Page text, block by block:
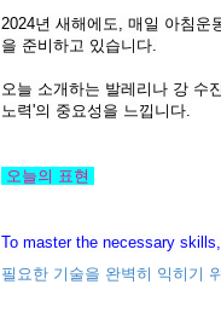
2024년 새해에도, 매일 아침운
을 준비하고 있습니다.
오늘 소개하는 발레리나 강 수
노력'의 중요성을 느낍니다.
오늘의 표현
To master the necessary
필요한 기술을 완벽히 익히기